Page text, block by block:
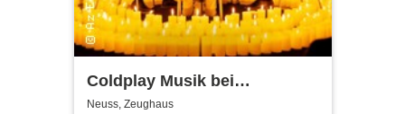
Coldplay Musik bei
Kerzenschein
Neuss, Zeughaus